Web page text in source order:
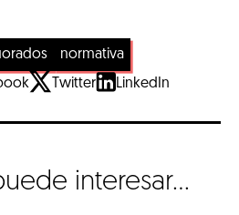
normativa
Twitter LinkedIn
interesar...